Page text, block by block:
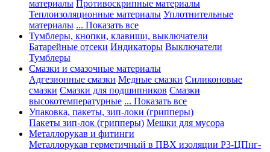
материалы Противоскрипные материалы
Теплоизоляционные материалы Уплотнительные
материалы ... Показать все
Тумблеры, кнопки, клавиши, выключатели
Батарейные отсеки Индикаторы Выключатели
Тумблеры
Смазки и смазочные материалы
Адгезионные смазки Медные смазки Силиконовые
смазки Смазки для подшипников Смазки
высокотемпературные ... Показать все
Упаковка, пакеты, зип-локи (грипперы)
Пакеты зип-лок (грипперы) Мешки для мусора
Металлорукав и фитинги
Металлорукав герметичный в ПВХ изоляции Р3-ЦПнг-